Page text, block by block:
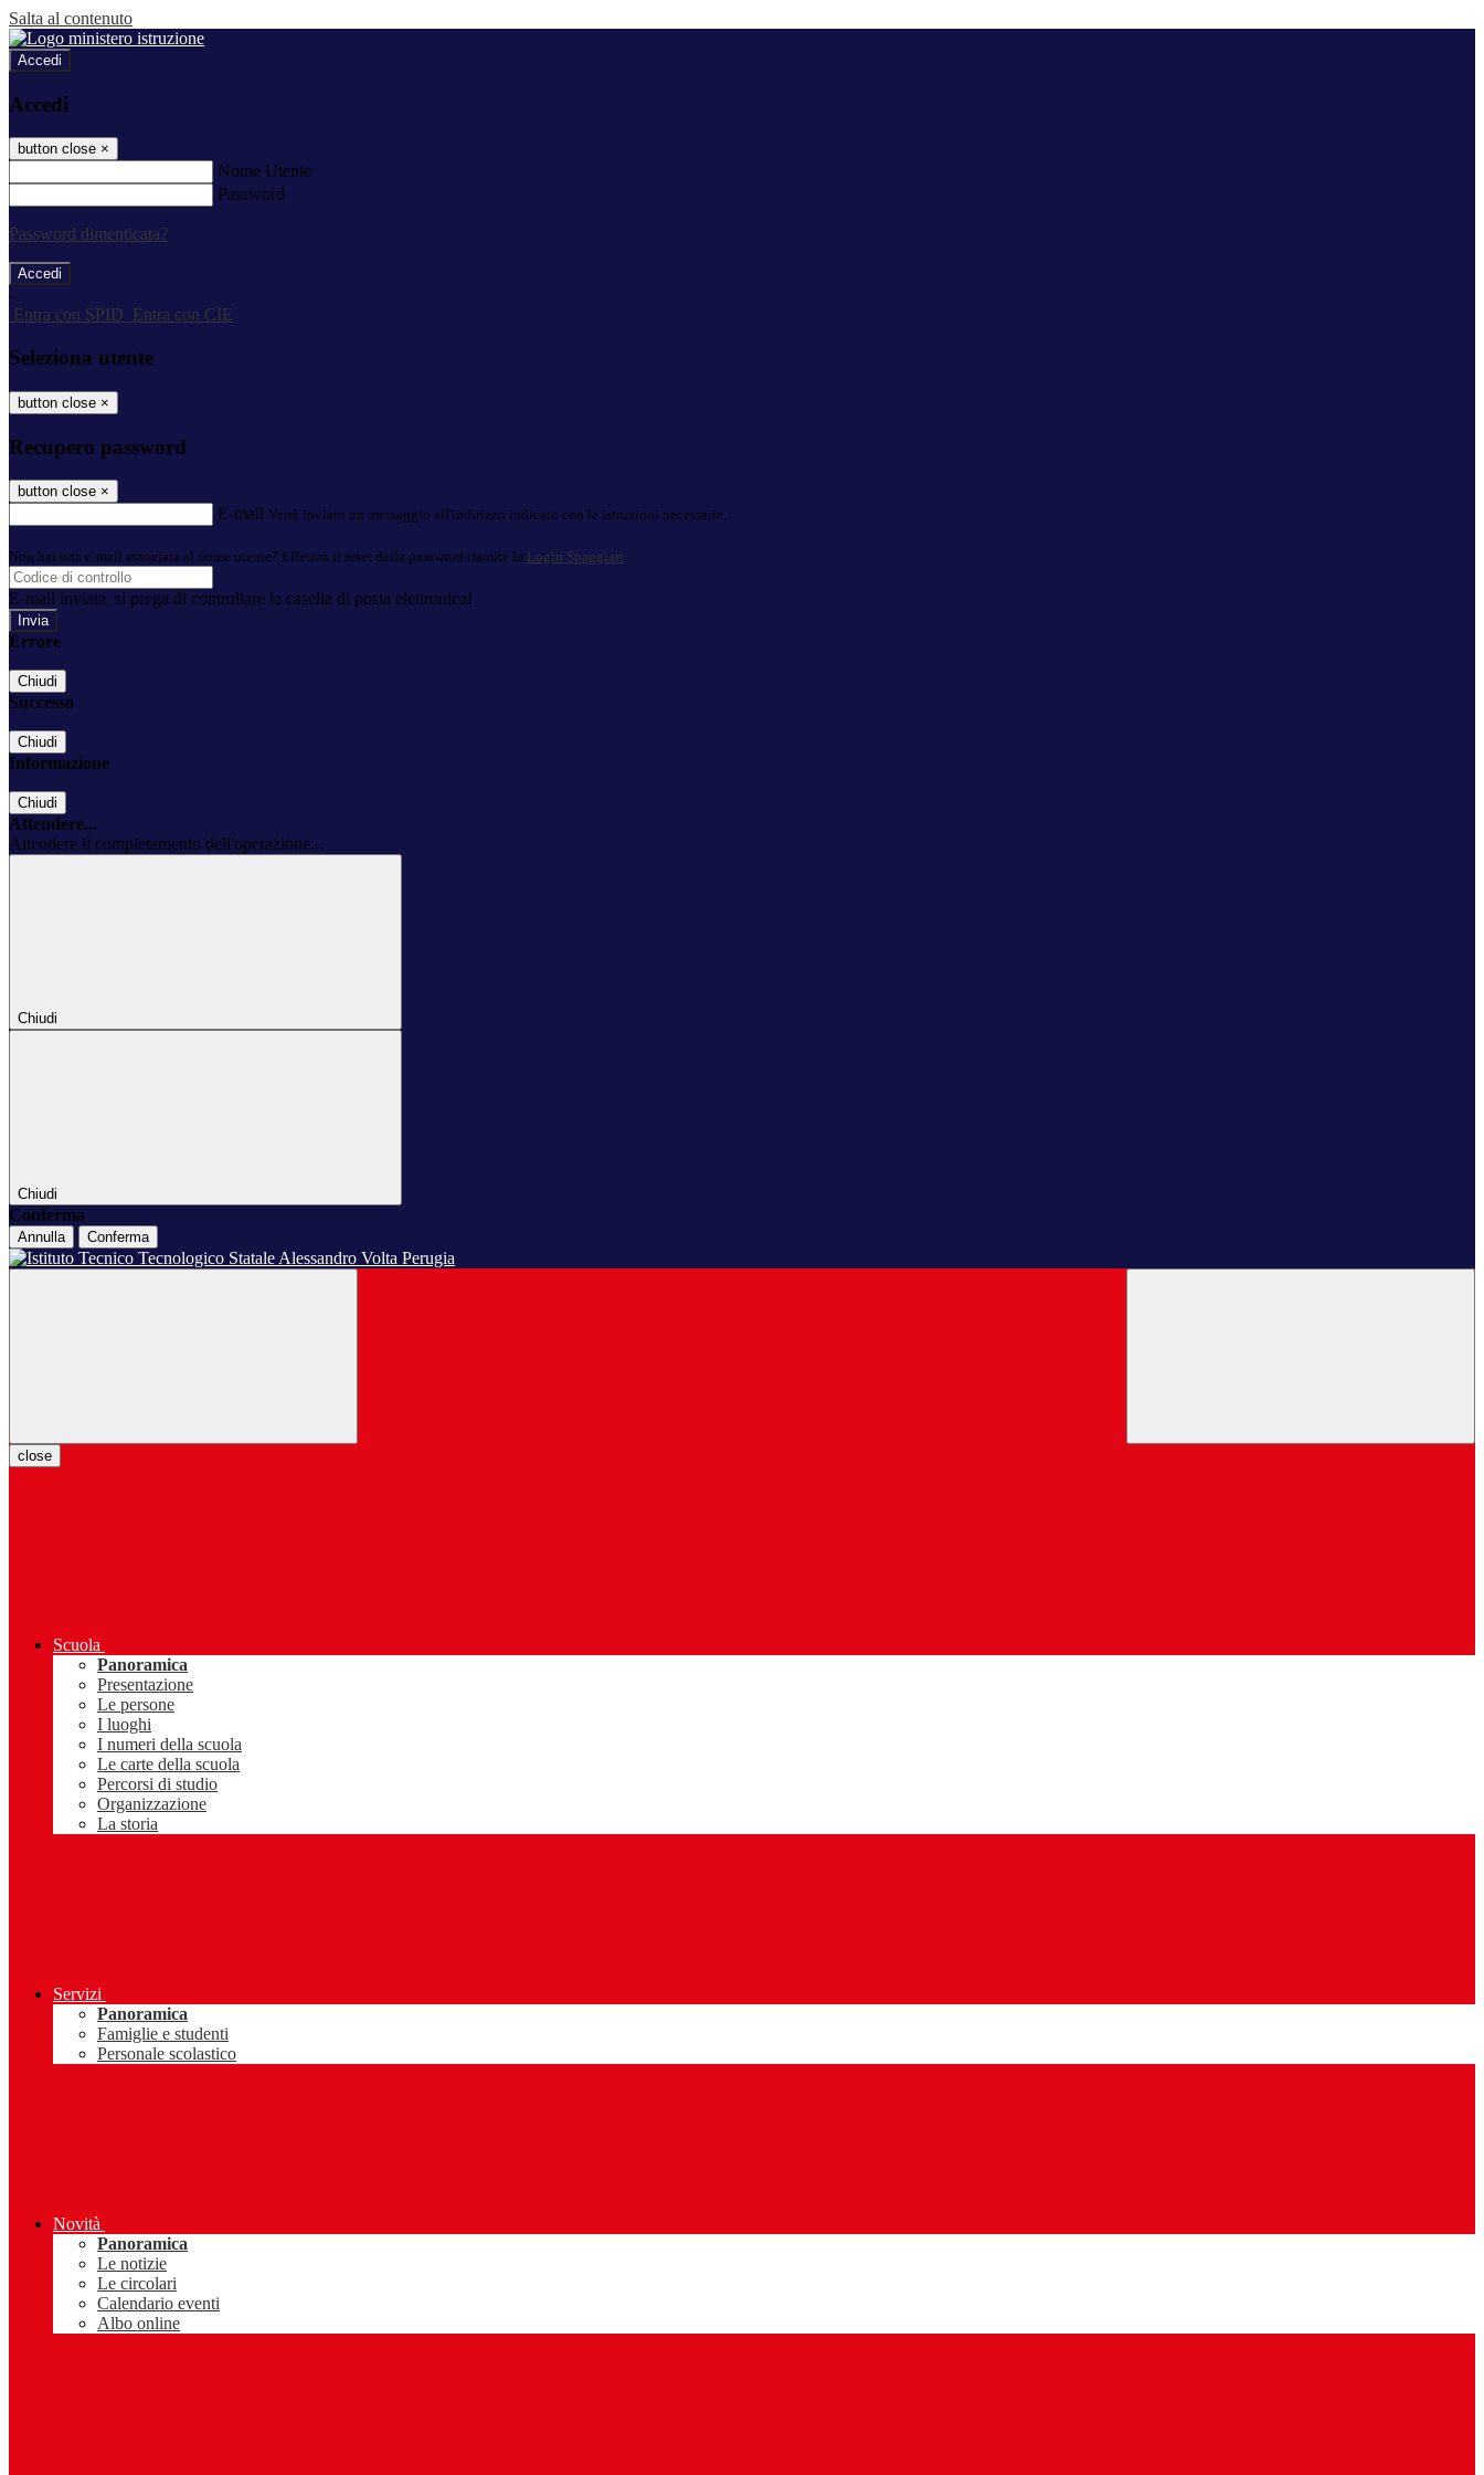
Salta al contenuto
Accedi
Accedi
button close ×
Nome Utente
Password
Password dimenticata?
-
Entra con SPID
Entra con CIE
Seleziona utente
button close ×
Recupero password
button close ×
E-mail Verrà inviato un messaggio all'indirizzo indicato con le istruzioni necessarie.
Non hai una e-mail associata al nome utente? Effettua il reset della password tramite la Login Spaggiari
E-mail inviata, si prega di controllare la casella di posta elettronica!
Errore
Chiudi
Successo
Chiudi
Informazione
Chiudi
Attendere...
Attendere il completamento dell'operazione...
Chiudi
Chiudi
Conferma
Annulla Conferma
close
Scuola
Panoramica
Presentazione
Le persone
I luoghi
I numeri della scuola
Le carte della scuola
Percorsi di studio
Organizzazione
La storia
Servizi
Panoramica
Famiglie e studenti
Personale scolastico
Novità
Panoramica
Le notizie
Le circolari
Calendario eventi
Albo online